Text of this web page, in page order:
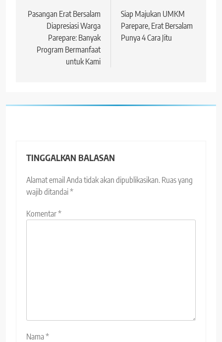
pos
Pasangan Erat Bersalam
Diapresiasi Warga
Parepare: Banyak
Program Bermanfaat
untuk Kami
Siap Majukan UMKM
Parepare, Erat Bersalam
Punya 4 Cara Jitu
TINGGALKAN BALASAN
Alamat email Anda tidak akan dipublikasikan. Ruas yang
wajib ditandai*
Komentar*
Nama*